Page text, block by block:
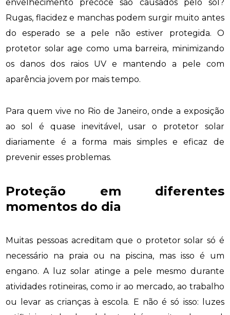
envelhecimento precoce são causados pelo sol?
Rugas, flacidez e manchas podem surgir muito antes
do esperado se a pele não estiver protegida. O
protetor solar age como uma barreira, minimizando
os danos dos raios UV e mantendo a pele com
aparência jovem por mais tempo.
Para quem vive no Rio de Janeiro, onde a exposição
ao sol é quase inevitável, usar o protetor solar
diariamente é a forma mais simples e eficaz de
prevenir esses problemas.
Proteção em diferentes
momentos do dia
Muitas pessoas acreditam que o protetor solar só é
necessário na praia ou na piscina, mas isso é um
engano. A luz solar atinge a pele mesmo durante
atividades rotineiras, como ir ao mercado, ao trabalho
ou levar as crianças à escola. E não é só isso: luzes